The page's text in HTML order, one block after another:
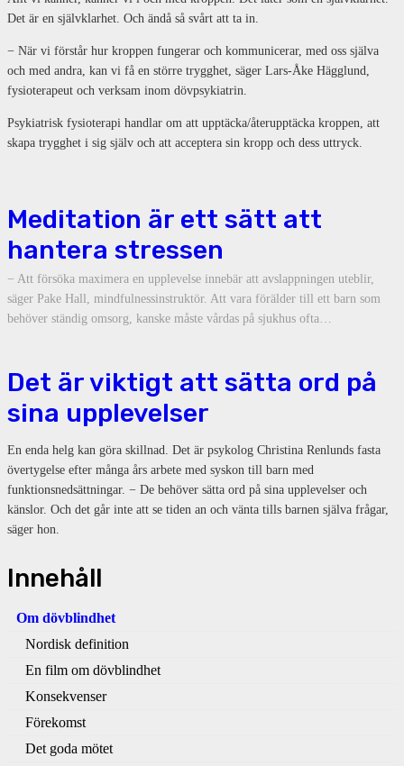
Det är en självklarhet. Och ändå så svårt att ta in.
− När vi förstår hur kroppen fungerar och kommunicerar, med oss själva
och med andra, kan vi få en större trygghet, säger Lars-Åke Hägglund,
fysioterapeut och verksam inom dövpsykiatrin.
Psykiatrisk fysioterapi handlar om att upptäcka/återupptäcka kroppen, att
skapa trygghet i sig själv och att acceptera sin kropp och dess uttryck.
Meditation är ett sätt att
hantera stressen
− Att försöka maximera en upplevelse innebär att avslappningen uteblir,
säger Pake Hall, mindfulnessinstruktör. Att vara förälder till ett barn som
behöver ständig omsorg, kanske måste vårdas på sjukhus ofta…
Det är viktigt att sätta ord på
sina upplevelser
En enda helg kan göra skillnad. Det är psykolog Christina Renlunds fasta
övertygelse efter många års arbete med syskon till barn med
funktionsnedsättningar. − De behöver sätta ord på sina upplevelser och
känslor. Och det går inte att se tiden an och vänta tills barnen själva frågar,
säger hon.
Innehåll
Om dövblindhet
Nordisk definition
En film om dövblindhet
Konsekvenser
Förekomst
Det goda mötet